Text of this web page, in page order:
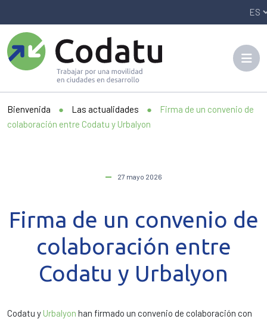
Bienvenida ● Las actualidades ●
Firma de un convenio de
colaboración entre Codatu y Urbalyon
27 mayo 2026
Firma de un convenio de
colaboración entre
Codatu y Urbalyon
Codatu y Urbalyon han firmado un convenio de colaboración con